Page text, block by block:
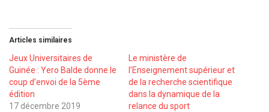
Articles similaires
Jeux Universitaires de
Guinée : Yero Balde donne le
coup d’envoi de la 5ème
édition
17 décembre 2019
Le ministère de
l’Enseignement supérieur et
de la recherche scientifique
dans la dynamique de la
relance du sport